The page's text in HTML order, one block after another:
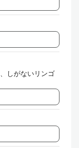
しがないリンゴ